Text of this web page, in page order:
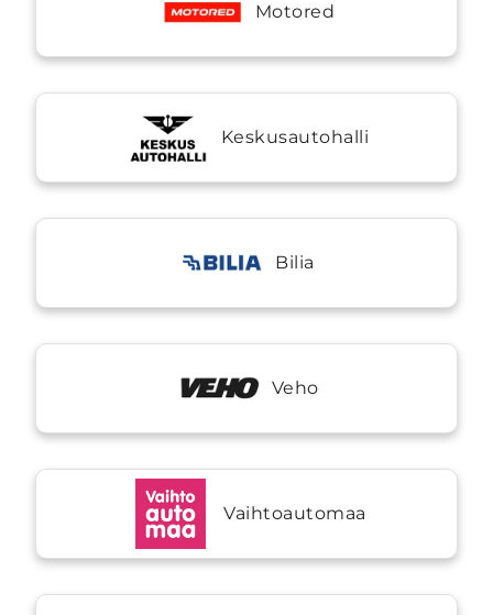
Motored
Keskusautohalli
Bilia
Veho
Vaihtoautomaa